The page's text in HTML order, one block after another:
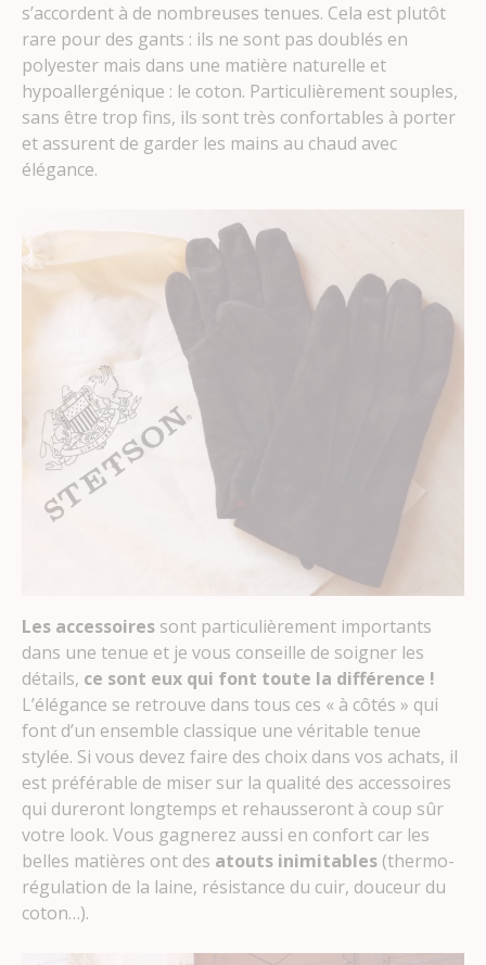
s’accordent à de nombreuses tenues. Cela est plutôt
rare pour des gants : ils ne sont pas doublés en
polyester mais dans une matière naturelle et
hypoallergénique : le coton. Particulièrement souples,
sans être trop fins, ils sont très confortables à porter
et assurent de garder les mains au chaud avec
élégance.
Les accessoires sont particulièrement importants
dans une tenue et je vous conseille de soigner les
détails, ce sont eux qui font toute la différence !
L’élégance se retrouve dans tous ces « à côtés » qui
font d’un ensemble classique une véritable tenue
stylée. Si vous devez faire des choix dans vos achats, il
est préférable de miser sur la qualité des accessoires
qui dureront longtemps et rehausseront à coup sûr
votre look. Vous gagnerez aussi en confort car les
belles matières ont des atouts inimitables (thermo-
régulation de la laine, résistance du cuir, douceur du
coton…).